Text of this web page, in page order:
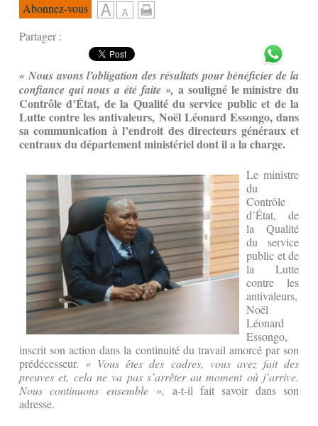
Abonnez-vous
Partager :
« Nous avons l’obligation des résultats pour bénéficier de la
confiance qui nous a été faite », a souligné le ministre du
Contrôle d’État, de la Qualité du service public et de la
Lutte contre les antivaleurs, Noël Léonard Essongo, dans
sa communication à l’endroit des directeurs généraux et
centraux du département ministériel dont il a la charge.
Le ministre
du
Contrôle
d’État, de
la Qualité
du service
public et de
la Lutte
contre les
antivaleurs,
Noël
Léonard
Essongo,
inscrit son action dans la continuité du travail amorcé par son
prédécesseur. « Vous êtes des cadres, vous avez fait des
preuves et, cela ne va pas s’arrêter au moment où j’arrive.
Nous continuons ensemble », a-t-il fait savoir dans son
adresse.